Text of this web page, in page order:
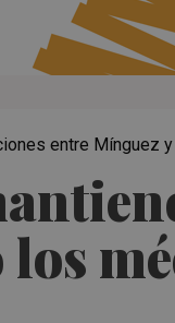
entre Mínguez